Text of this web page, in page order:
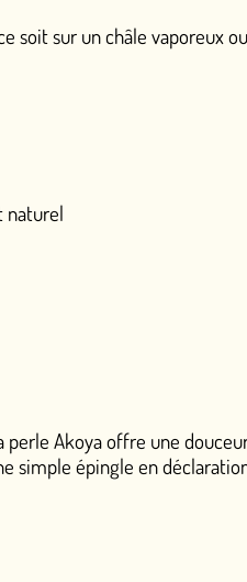
ou un col en soie.
douceur nacrée hypnotique.
d'élégance.